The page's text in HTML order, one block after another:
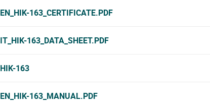
EN_HIK-163_CERTIFICATE.PDF
IT_HIK-163_DATA_SHEET.PDF
HIK-163
EN_HIK-163_MANUAL.PDF